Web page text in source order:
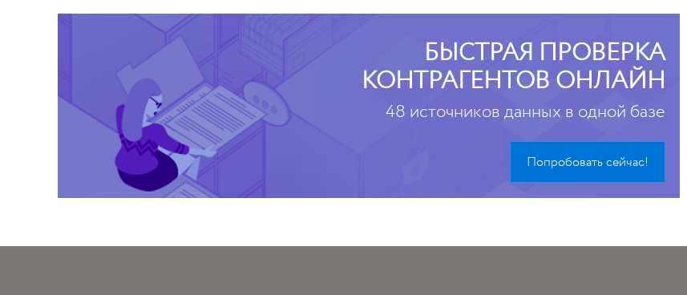
БЫСТРАЯ ПРОВЕРКА
КОНТРАГЕНТОВ ОНЛАЙН
48 источников данных в одной базе
Попробовать сейчас!